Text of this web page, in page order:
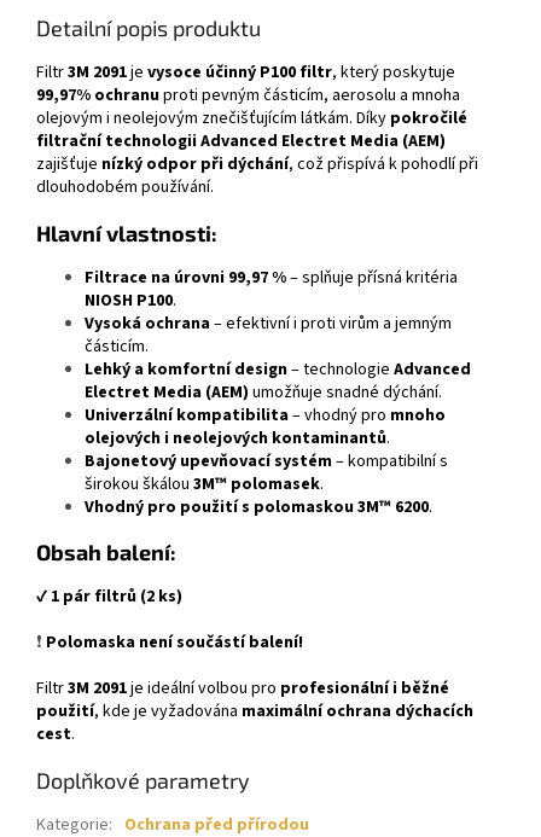
Detailní popis produktu
Filtr3M 2091je vysoce účinný P100 filtr, který poskytuje
99,97% ochranuproti pevným částicím, aerosolu a mnoha
olejovým i neolejovým znečišťujícím látkám. Díky pokročilé
filtrační technologii Advanced Electret Media (AEM)
zajišťuje nízký odpor při dýchání, což přispívá k pohodlí při
dlouhodobém používání.
Hlavní vlastnosti:
Filtrace na úrovni 99,97 %– splňuje přísná kritéria
NIOSH P100.
Vysoká ochrana– efektivní i proti virům a jemným
částicím.
Lehký a komfortní design– technologie Advanced
Electret Media (AEM) umožňuje snadné dýchání.
Univerzální kompatibilita– vhodný pro mnoho
olejových i neolejových kontaminantů.
Bajonetový upevňovací systém– kompatibilní s
širokou škálou 3M™ polomasek.
Vhodný pro použití s polomaskou 3M™ 6200.
Obsah balení:
✔ 1 pár filtrů (2 ks)
❗ Polomaska není součástí balení!
Filtr3M 2091je ideální volbou pro profesionální i běžné
použití, kde je vyžadována maximální ochrana dýchacích
cest.
Doplňkové parametry
Kategorie: Ochrana před přírodou